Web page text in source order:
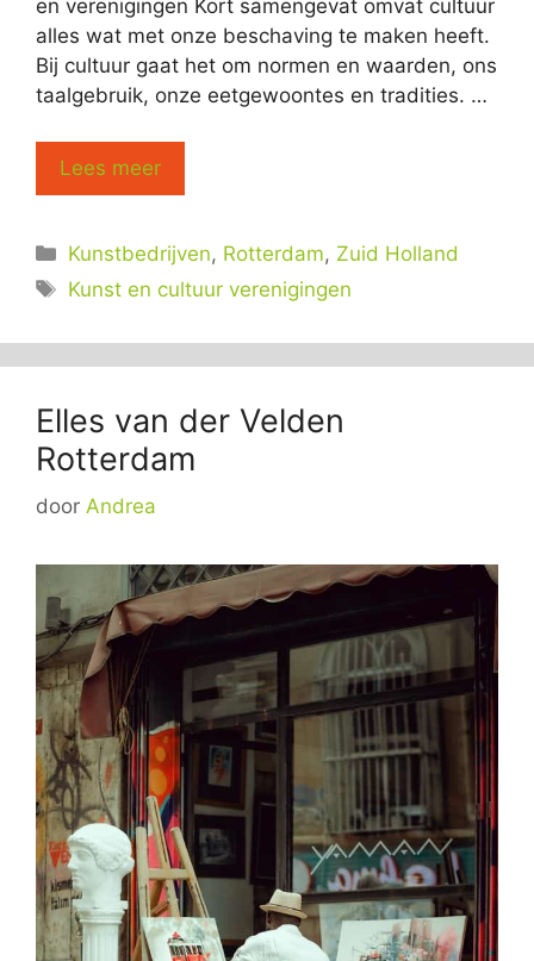
en verenigingen Kort samengevat omvat cultuur
alles wat met onze beschaving te maken heeft.
Bij cultuur gaat het om normen en waarden, ons
taalgebruik, onze eetgewoontes en tradities. …
Lees meer
Categorieën
Kunstbedrijven, Rotterdam, Zuid Holland
Tags
Kunst en cultuur verenigingen
Elles van der Velden
Rotterdam
door Andrea